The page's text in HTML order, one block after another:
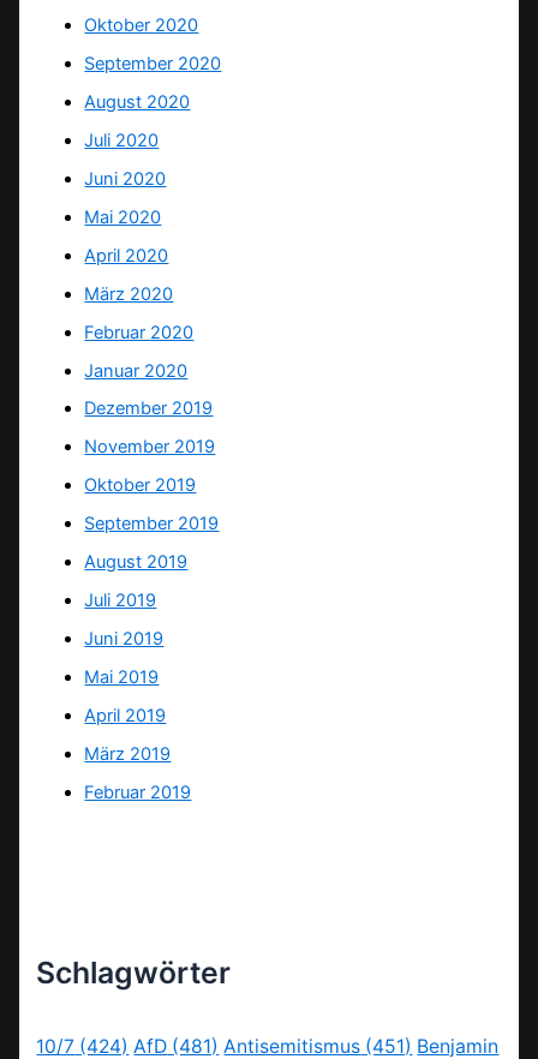
Oktober 2020
September 2020
August 2020
Juli 2020
Juni 2020
Mai 2020
April 2020
März 2020
Februar 2020
Januar 2020
Dezember 2019
November 2019
Oktober 2019
September 2019
August 2019
Juli 2019
Juni 2019
Mai 2019
April 2019
März 2019
Februar 2019
Schlagwörter
10/7 (424) AfD (481) Antisemitismus (451) Benjamin